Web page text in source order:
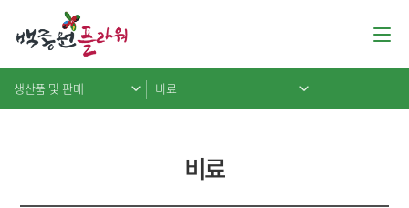
생산품 및 판매 비료
비료